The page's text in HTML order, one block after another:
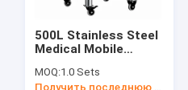
500L Stainless Steel
Medical Mobile
Chemical Oil And Hot
MOQ:1.0 Sets
Получить последнюю цену